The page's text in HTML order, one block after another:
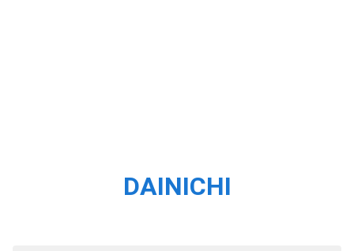
DAINICHI